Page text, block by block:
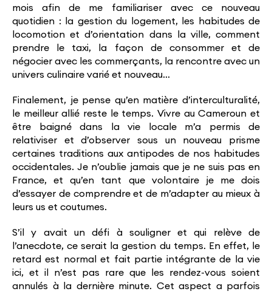
mois afin de me familiariser avec ce nouveau
quotidien : la gestion du logement, les habitudes de
locomotion et d’orientation dans la ville, comment
prendre le taxi, la façon de consommer et de
négocier avec les commerçants, la rencontre avec un
univers culinaire varié et nouveau…
Finalement, je pense qu’en matière d’interculturalité,
le meilleur allié reste le temps. Vivre au Cameroun et
être baigné dans la vie locale m’a permis de
relativiser et d’observer sous un nouveau prisme
certaines traditions aux antipodes de nos habitudes
occidentales. Je n’oublie jamais que je ne suis pas en
France, et qu’en tant que volontaire je me dois
d’essayer de comprendre et de m’adapter au mieux à
leurs us et coutumes.
S’il y avait un défi à souligner et qui relève de
l’anecdote, ce serait la gestion du temps. En effet, le
retard est normal et fait partie intégrante de la vie
ici, et il n’est pas rare que les rendez-vous soient
annulés à la dernière minute. Cet aspect a parfois